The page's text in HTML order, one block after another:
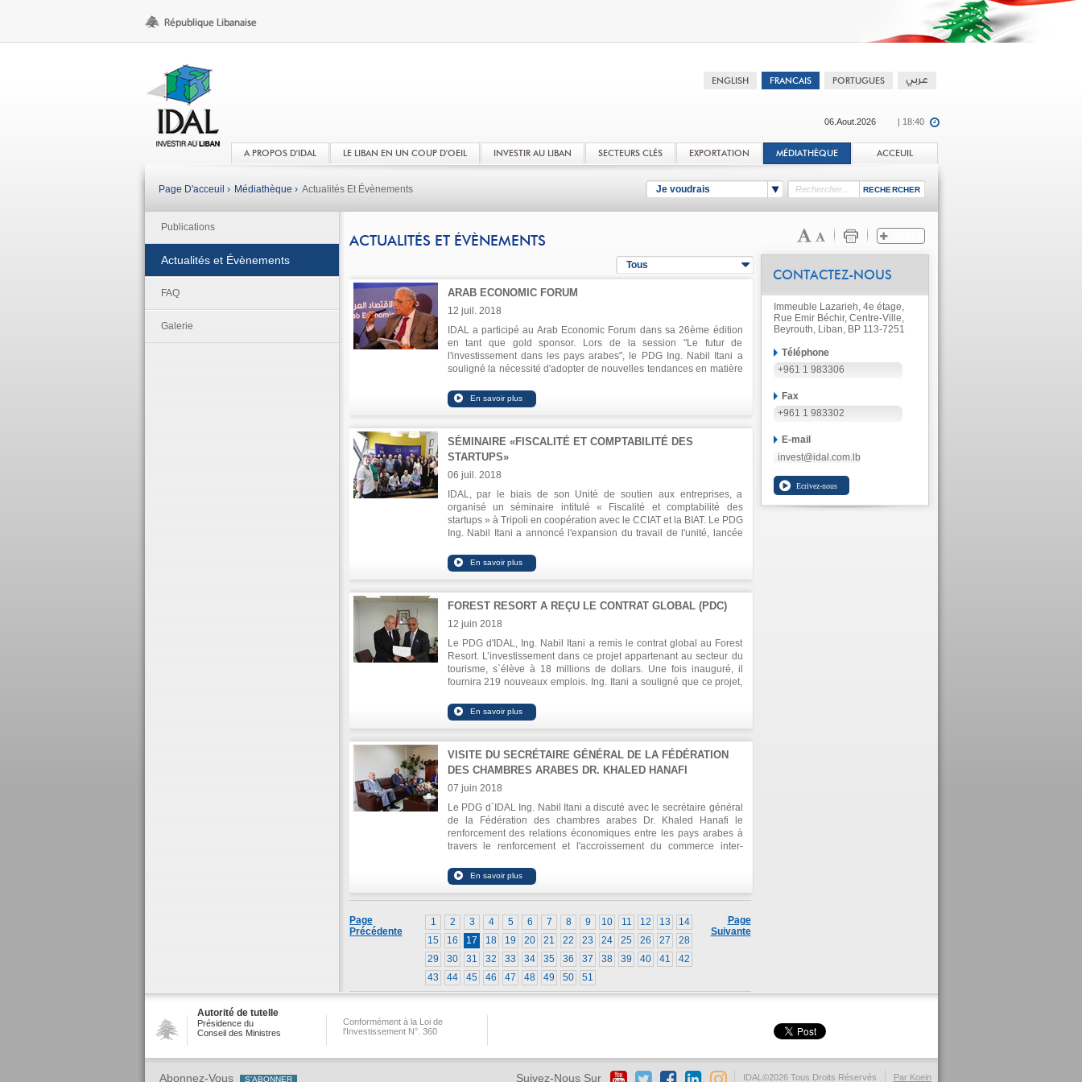
06.Aout.2026 | 18:40
A PROPOS D'IDAL LE LIBAN EN UN COUP D'OEIL INVESTIR AU LIBAN SECTEURS CLÉS EXPORTATION MÉDIATHÈQUE ACCEUIL
Je voudrais
Page D'acceuil › Médiathèque › Actualités Et Évènements
Publications
Actualités et Évènements
FAQ
Galerie
ACTUALITÉS ET ÉVÈNEMENTS
Tous
ARAB ECONOMIC FORUM
12 juil. 2018
IDAL a participé au Arab Economic Forum dans sa 26ème édition
en tant que gold sponsor. Lors de la session "Le futur de
l'investissement dans les pays arabes", le PDG Ing. Nabil Itani a
souligné la nécessité d'adopter de nouvelles tendances en matière
secteurs basés sur l'innovation et la connaissance. En 2017, les
IDE au Liban ont représenté 5,1% du PIB, soit le taux le plus élevé
SÉMINAIRE «FISCALITÉ ET COMPTABILITÉ DES
STARTUPS»
06 juil. 2018
IDAL, par le biais de son Unité de soutien aux entreprises, a
organisé un séminaire intitulé « Fiscalité et comptabilité des
startups » à Tripoli en coopération avec le CCIAT et la BIAT. Le PDG
Ing. Nabil Itani a annoncé l'expansion du travail de l'unité, lancée
mentionnée a jusqu'ici fourni ses services à 39 startups.
FOREST RESORT A REÇU LE CONTRAT GLOBAL (PDC)
12 juin 2018
Le PDG d'IDAL, Ing. Nabil Itani a remis le contrat global au Forest
Resort. L’investissement dans ce projet appartenant au secteur du
tourisme, s`élève à 18 millions de dollars. Une fois inauguré, il
fournira 219 nouveaux emplois. Ing. Itani a souligné que ce projet,
du tourisme dans la région et au Liban.
VISITE DU SECRÉTAIRE GÉNÉRAL DE LA FÉDÉRATION
DES CHAMBRES ARABES DR. KHALED HANAFI
07 juin 2018
Le PDG d`IDAL Ing. Nabil Itani a discuté avec le secrétaire général
de la Fédération des chambres arabes Dr. Khaled Hanafi le
renforcement des relations économiques entre les pays arabes à
travers le renforcement et l'accroissement du commerce inter-
des IDE dans la région. Ils ont souligné la nécessité d`adopter la
technologie moderne et d'encourager l'esprit d'entreprise, vu son
rôle à inspirer les jeunes arabes, les incitant à lancer des idées
Page
Suivante
1 2 3 4 5 6 7 8 9 10 11 12 13
14
15
16 17 18 19 20 21 22 23 24 25 26 27
28
29
30 31 32 33 34 35 36 37 38 39 40 41
42
43
44 45 46 47 48 49 50 51
Page
Précédente
CONTACTEZ-NOUS
Immeuble Lazarieh, 4e étage,
Rue Emir Béchir, Centre-Ville,
Beyrouth, Liban, BP 113-7251
Téléphone
+961 1 983306
Fax
+961 1 983302
E-mail
invest@idal.com.lb
Autorité de tutelle
Présidence du
Conseil des Ministres
Conformément à la Loi de
l'Investissement N°. 360
Par Koein
IDAL©2026 Tous Droits Réservés
Abonnez-Vous Suivez-Nous Sur